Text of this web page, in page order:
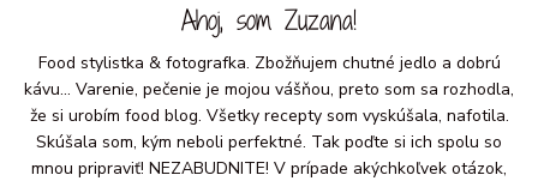
Ahoj, som Zuzana!
Food stylistka & fotografka. Zbožňujem chutné jedlo a dobrú
kávu... Varenie, pečenie je mojou vášňou, preto som sa rozhodla,
že si urobím food blog. Všetky recepty som vyskúšala, nafotila.
Skúšala som, kým neboli perfektné. Tak poďte si ich spolu so
mnou pripraviť! NEZABUDNITE! V prípade akýchkoľvek otázok,